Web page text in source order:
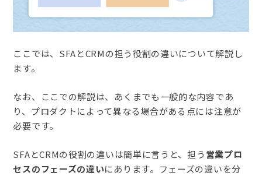
ここでは、SFAとCRMの担う役割の違いについて解説し
ます。
なお、ここでの解説は、あくまでも一般的な内容であ
り、プロダクトによって異なる場合がある点には注意が
必要です。
SFAとCRMの役割の違いは簡単に言うと、担う 営業プロ
セスのフェーズの違いにあります。フェーズの違いを分